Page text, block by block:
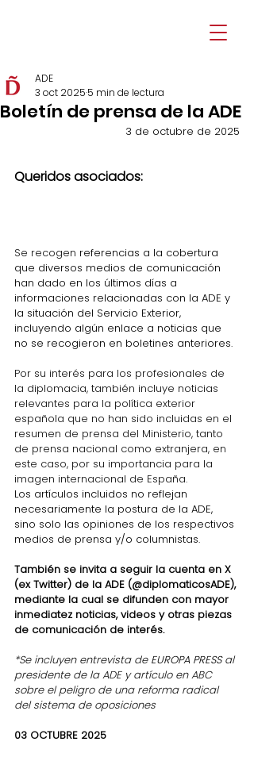
Boletín de prensa de la ADE
ADE
3 oct 2025 5 min de lectura
3 de octubre de 2025
Queridos asociados:
Se recogen referencias a la cobertura
que diversos medios de comunicación
han dado en los últimos días a
informaciones relacionadas con la ADE y
la situación del Servicio Exterior,
incluyendo algún enlace a noticias que
no se recogieron en boletines anteriores.
Por su interés para los profesionales de
la diplomacia, también incluye noticias
relevantes para la política exterior
española que no han sido incluidas en el
resumen de prensa del Ministerio, tanto
de prensa nacional como extranjera, en
este caso, por su importancia para la
imagen internacional de España.
Los artículos incluidos no reflejan
necesariamente la postura de la ADE,
sino solo las opiniones de los respectivos
medios de prensa y/o columnistas.
También se invita a seguir la cuenta en X
(ex Twitter) de la ADE (@diplomaticosADE),
mediante la cual se difunden con mayor
inmediatez noticias, videos y otras piezas
de comunicación de interés.
*Se incluyen entrevista de EUROPA PRESS al
presidente de la ADE y artículo en ABC
sobre el peligro de una reforma radical
del sistema de oposiciones
03 OCTUBRE 2025